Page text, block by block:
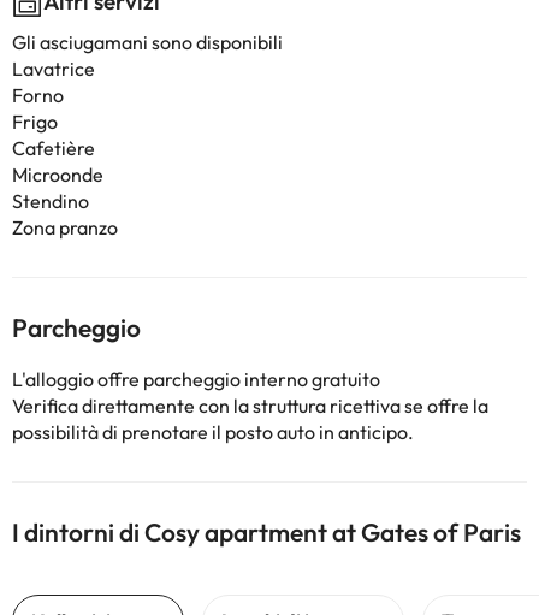
Gli asciugamani sono disponibili
Lavatrice
Forno
Frigo
Cafetière
Microonde
Stendino
Zona pranzo
Parcheggio
L'alloggio offre parcheggio interno gratuito
Verifica direttamente con la struttura ricettiva se offre la
possibilità di prenotare il posto auto in anticipo.
I dintorni di Cosy apartment at Gates of Paris